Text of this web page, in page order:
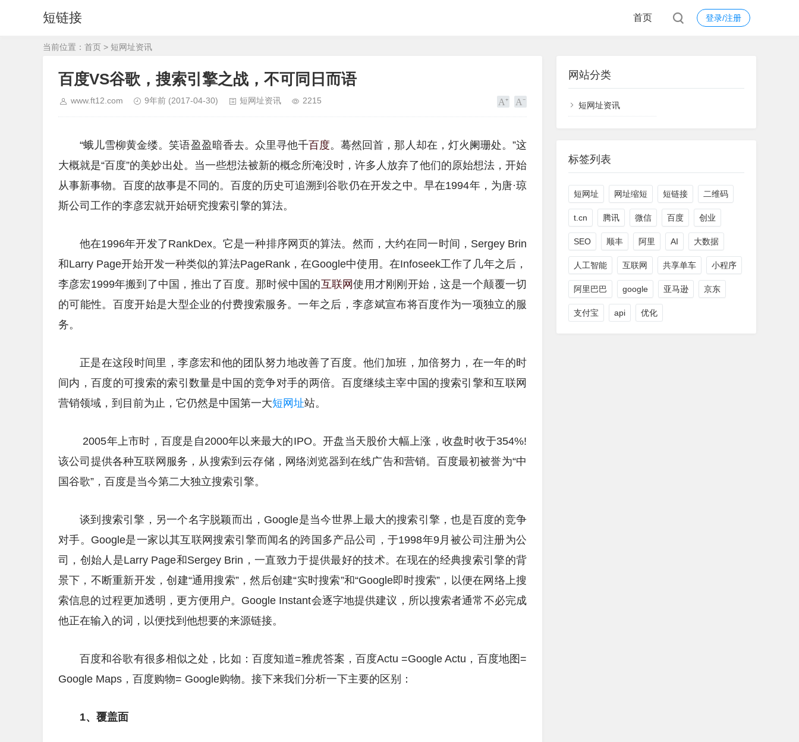
短链接 登录/注册
首页
当前位置： 首页 > 短网址资讯
百度VS谷歌，搜索引擎之战，不可同日而语
www.ft12.com 9年前 (2017-04-30) 短网址资讯 2215
“蛾儿雪柳黄金缕。笑语盈盈暗香去。众里寻他千百度。蓦然回首，那人却在，灯火阑珊处。”这
大概就是“百度”的美妙出处。当一些想法被新的概念所淹没时，许多人放弃了他们的原始想法，开始
从事新事物。百度的故事是不同的。百度的历史可追溯到谷歌仍在开发之中。早在1994年，为唐·琼
斯公司工作的李彦宏就开始研究搜索引擎的算法。
他在1996年开发了RankDex。它是一种排序网页的算法。然而，大约在同一时间，Sergey Brin
和Larry Page开始开发一种类似的算法PageRank，在Google中使用。在Infoseek工作了几年之后，
李彦宏1999年搬到了中国，推出了百度。那时候中国的互联网使用才刚刚开始，这是一个颠覆一切
的可能性。百度开始是大型企业的付费搜索服务。一年之后，李彦斌宣布将百度作为一项独立的服
务。
正是在这段时间里，李彦宏和他的团队努力地改善了百度。他们加班，加倍努力，在一年的时
间内，百度的可搜索的索引数量是中国的竞争对手的两倍。百度继续主宰中国的搜索引擎和互联网
营销领域，到目前为止，它仍然是中国第一大短网址站。
2005年上市时，百度是自2000年以来最大的IPO。开盘当天股价大幅上涨，收盘时收于354%!
该公司提供各种互联网服务，从搜索到云存储，网络浏览器到在线广告和营销。百度最初被誉为“中
国谷歌”，百度是当今第二大独立搜索引擎。
谈到搜索引擎，另一个名字脱颖而出，Google是当今世界上最大的搜索引擎，也是百度的竞争
对手。Google是一家以其互联网搜索引擎而闻名的跨国多产品公司，于1998年9月被公司注册为公
司，创始人是Larry Page和Sergey Brin，一直致力于提供最好的技术。在现在的经典搜索引擎的背
景下，不断重新开发，创建“通用搜索”，然后创建“实时搜索”和“Google即时搜索”，以便在网络上搜
索信息的过程更加透明，更方便用户。Google Instant会逐字地提供建议，所以搜索者通常不必完成
他正在输入的词，以便找到他想要的来源链接。
百度和谷歌有很多相似之处，比如：百度知道=雅虎答案，百度Actu =Google Actu，百度地图=
Google Maps，百度购物= Google购物。接下来我们分析一下主要的区别：
1、覆盖面
网站分类
短网址资讯
标签列表
短网址 网址缩短 短链接 二维码
t.cn 腾讯 微信 百度 创业
SEO 顺丰 阿里 AI 大数据
人工智能 互联网 共享单车 小程序
阿里巴巴 google 亚马逊 京东
支付宝 api 优化